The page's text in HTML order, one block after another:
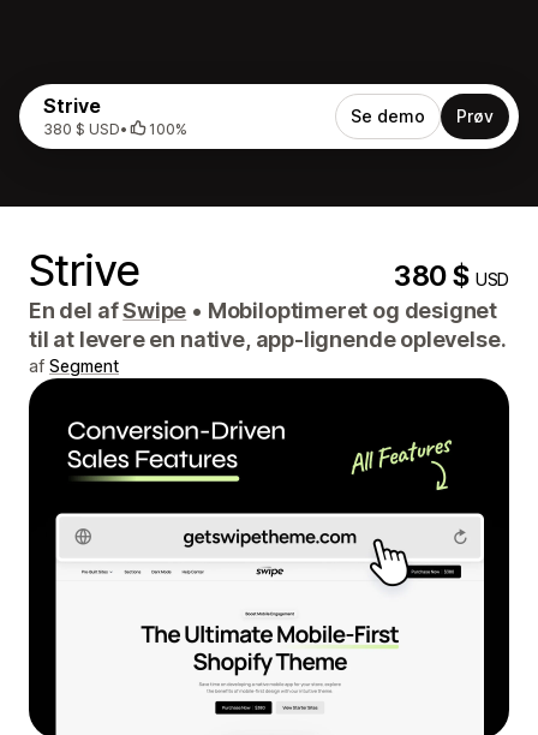
Strive
380 $ USD• 100%
Se demo Prøv
Strive 380 $USD
En del afSwipe • Mobiloptimeret og designet
til at levere en native, app-lignende oplevelse.
af Segment